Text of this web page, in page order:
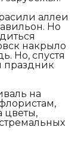
аллеи
Но
накрыло
Но, спустя
праздник
на
цветы,